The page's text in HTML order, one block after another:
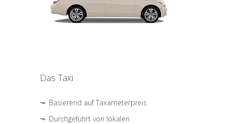
Das Taxi
Basierend auf Taxameterpreis
Durchgeführt von lokalen